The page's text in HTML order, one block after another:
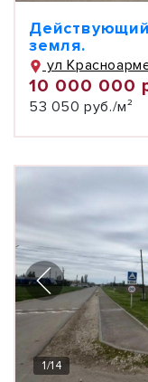
земля.
ул
10 000 000
53 050 руб./м²
1/14